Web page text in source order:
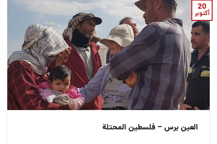
20
أكتوبر
العين برس – فلسطين المحتلة